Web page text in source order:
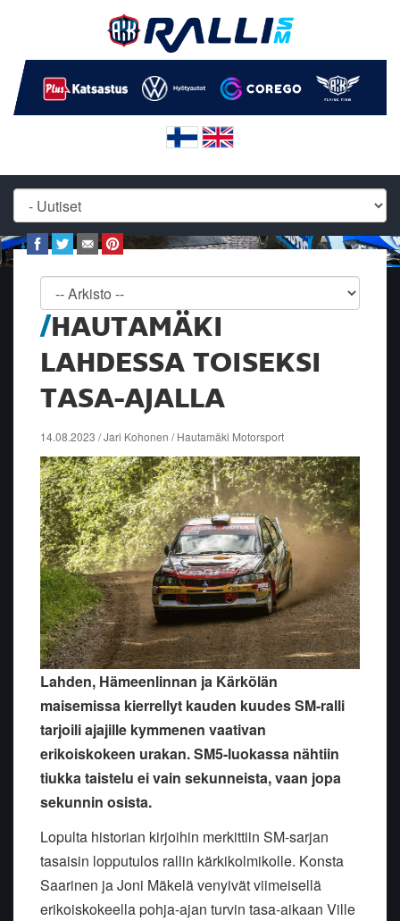
HAUTAMÄKI
LAHDESSA TOISEKSI
TASA-AJALLA
14.08.2023 / Jari Kohonen / Hautamäki Motorsport
Lahden, Hämeenlinnan ja Kärkölän
maisemissa kierrellyt kauden kuudes SM-ralli
tarjoili ajajille kymmenen vaativan
erikoiskokeen urakan. SM5-luokassa nähtiin
tiukka taistelu ei vain sekunneista, vaan jopa
sekunnin osista.
Lopulta historian kirjoihin merkittiin SM-sarjan
tasaisin lopputulos rallin kärkikolmikolle. Konsta
Saarinen ja Joni Mäkelä venyivät viimeisellä
erikoiskokeella pohja-ajan turvin tasa-aikaan Ville